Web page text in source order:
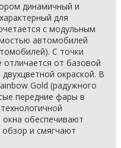
динамичный и
для
с модульным
автомобилей
С точки
отличается от базовой
окраской. В
Gold (радужного
передние фары в
обеспечивают
и смягчают